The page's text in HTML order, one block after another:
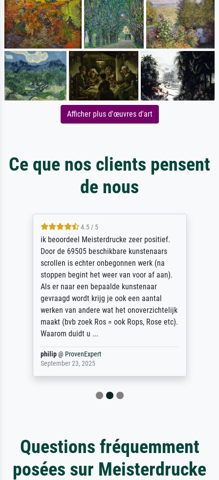
Afficher plus d'œuvres d'art
Ce que nos clients pensent
de nous
4.5 / 5
ik beoordeel Meisterdrucke zeer positief.
Door de 69505 beschikbare kunstenaars
scrollen is echter onbegonnen werk (na
stoppen begint het weer van voor af aan).
Als er naar een bepaalde kunstenaar
gevraagd wordt krijg je ook een aantal
werken van andere wat het onoverzichtelijk
maakt (bvb zoek Ros = ook Rops, Rose etc).
Waarom duidt u ...
philip@ ProvenExpert
September 23, 2025
Questions fréquemment
posées sur Meisterdrucke